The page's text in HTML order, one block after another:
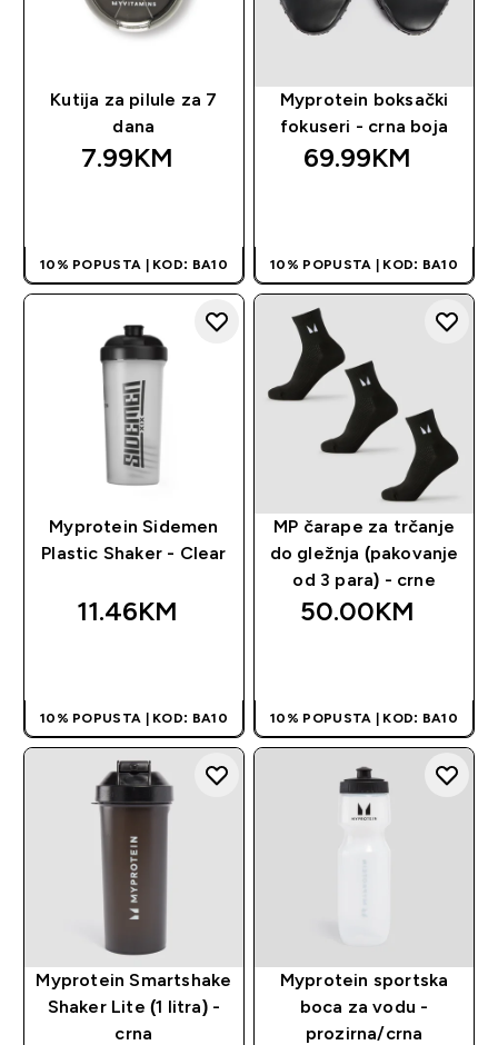
Kutija za pilule za 7
dana
7.99KM‎
10% POPUSTA | KOD: BA10
Myprotein boksački
fokuseri - crna boja
69.99KM‎
10% POPUSTA | KOD: BA10
Myprotein Sidemen
Plastic Shaker - Clear
11.46KM‎
10% POPUSTA | KOD: BA10
MP čarape za trčanje
do gležnja (pakovanje
od 3 para) - crne
50.00KM‎
10% POPUSTA | KOD: BA10
Myprotein Smartshake
Shaker Lite (1 litra) -
crna
Myprotein sportska
boca za vodu -
prozirna/crna